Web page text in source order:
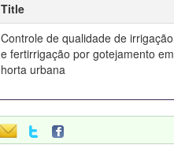
Title
Controle de qualidade de irrigação
e fertirrigação por gotejamento em
horta urbana